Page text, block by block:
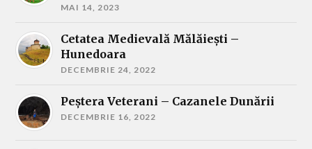
MAI 14, 2023
Cetatea Medievală Mălăieşti –
Hunedoara
DECEMBRIE 24, 2022
Peştera Veterani – Cazanele Dunării
DECEMBRIE 16, 2022